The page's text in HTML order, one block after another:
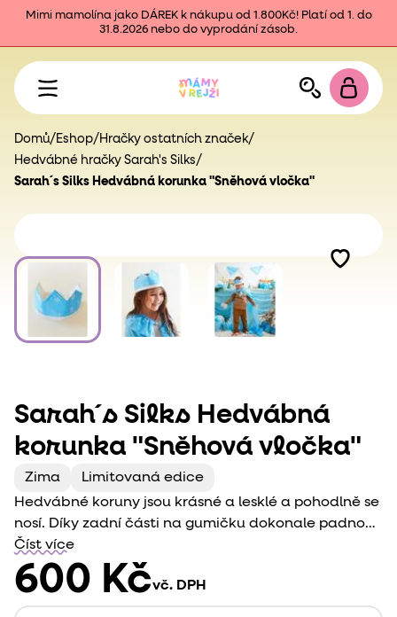
Mimi mamolína jako DÁREK k nákupu od 1.800Kč! Platí od 1. do
31.8.2026 nebo do vyprodání zásob.
Domů/ Eshop/ Hračky ostatních značek/
Hedvábné hračky Sarah's Silks/
Sarah´s Silks Hedvábná korunka "Sněhová vločka"
Sarah´s Silks Hedvábná
korunka "Sněhová vločka"
Zima
Limitovaná edice
Hedvábné koruny jsou krásné a lesklé a pohodlně se
nosí. Díky zadní části na gumičku dokonale padnou
na jakkoli velkou hlavu. Jsou ručně barvené
na lesklé hedvábí se žakárovým vzorem ve všech
oblíbených barvách. Děti je rády využijí při svých
každodenních hrách s převleky plných fantazie.
Číst více
600 Kčvč. DPH